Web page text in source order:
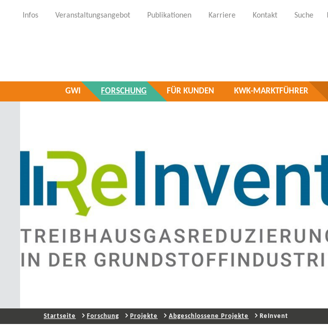
Infos Veranstaltungsangebot Publikationen Karriere Kontakt Suche
GWI FORSCHUNG FÜR KUNDEN KWK-MARKTFÜHRER
Startseite Forschung Projekte Abgeschlossene Projekte ReInvent